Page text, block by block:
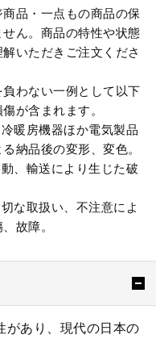
品・一点もの商品の保
ん。商品の特性や状態
いただきご注文くださ
わない一例として以下
が含まれます。
暖房機器ほか電気製品
納品後の変形、変色。
、輸送により生じた破
な取扱い、不注意によ
故障。
があり、現代の日本の